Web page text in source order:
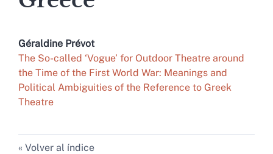
Géraldine Prévot
The So-called ‘Vogue’ for Outdoor Theatre around
the Time of the First World War: Meanings and
Political Ambiguities of the Reference to Greek
Theatre
Volver al índice